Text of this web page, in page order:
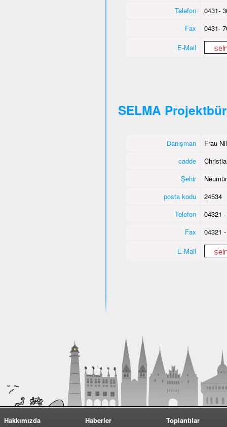
Telefon
0431-
Fax
0431-
E-Mail
SELMA
Danışman
Frau
cadde
Şehir
posta kodu
24534
Telefon
04321
Fax
04321
E-Mail
Hakkımızda
Haberler
Toplantılar